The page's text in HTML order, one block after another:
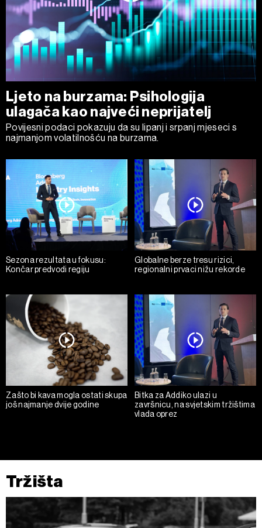
Ljeto na burzama: Psihologija
ulagača kao najveći neprijatelj
Povijesni podaci pokazuju da su lipanj i srpanj mjeseci s
najmanjom volatilnošću na burzama.
Sezona rezultata u fokusu:
Končar predvodi regiju
Globalne berze tresu rizici,
regionalni prvaci nižu rekorde
Zašto bi kava mogla ostati skupa
još najmanje dvije godine
Bitka za Addiko ulazi u
završnicu, na svjetskim tržištima
vlada oprez
Tržišta